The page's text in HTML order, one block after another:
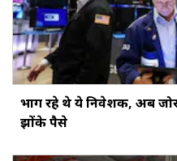
भाग रहे थे ये निवेशक, अब
झोंके पैसे